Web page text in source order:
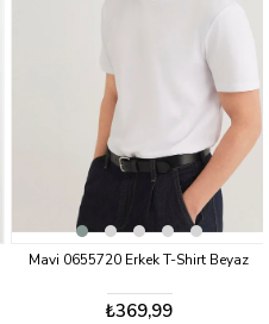
Mavi 0655720 Erkek T-Shirt Beyaz
₺369,99